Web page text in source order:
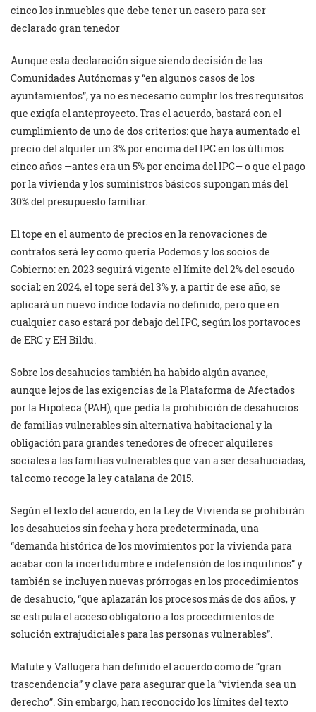
cinco los inmuebles que debe tener un casero para ser
declarado gran tenedor
Aunque esta declaración sigue siendo decisión de las
Comunidades Autónomas y “en algunos casos de los
ayuntamientos”, ya no es necesario cumplir los tres requisitos
que exigía el anteproyecto. Tras el acuerdo, bastará con el
cumplimiento de uno de dos criterios: que haya aumentado el
precio del alquiler un 3% por encima del IPC en los últimos
cinco años —antes era un 5% por encima del IPC— o que el pago
por la vivienda y los suministros básicos supongan más del
30% del presupuesto familiar.
El tope en el aumento de precios en la renovaciones de
contratos será ley como quería Podemos y los socios de
Gobierno: en 2023 seguirá vigente el límite del 2% del escudo
social; en 2024, el tope será del 3% y, a partir de ese año, se
aplicará un nuevo índice todavía no definido, pero que en
cualquier caso estará por debajo del IPC, según los portavoces
de ERC y EH Bildu.
Sobre los desahucios también ha habido algún avance,
aunque lejos de las exigencias de la Plataforma de Afectados
por la Hipoteca (PAH), que pedía la prohibición de desahucios
de familias vulnerables sin alternativa habitacional y la
obligación para grandes tenedores de ofrecer alquileres
sociales a las familias vulnerables que van a ser desahuciadas,
tal como recoge la ley catalana de 2015.
Según el texto del acuerdo, en la Ley de Vivienda se prohibirán
los desahucios sin fecha y hora predeterminada, una
“demanda histórica de los movimientos por la vivienda para
acabar con la incertidumbre e indefensión de los inquilinos” y
también se incluyen nuevas prórrogas en los procedimientos
de desahucio, “que aplazarán los procesos más de dos años, y
se estipula el acceso obligatorio a los procedimientos de
solución extrajudiciales para las personas vulnerables”.
Matute y Vallugera han definido el acuerdo como de “gran
trascendencia” y clave para asegurar que la “vivienda sea un
derecho”. Sin embargo, han reconocido los límites del texto